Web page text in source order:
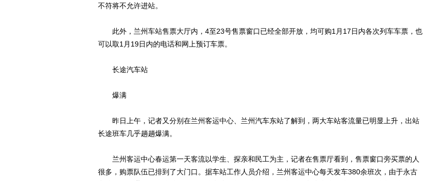
不符将不允许进站。
此外，兰州车站售票大厅内，4至23号售票窗口已经全部开放，均可购1月17日内各次列车车票，也
可以取1月19日内的电话和网上预订车票。
长途汽车站
爆满
昨日上午，记者又分别在兰州客运中心、兰州汽车东站了解到，两大车站客流量已明显上升，出站
长途班车几乎趟趟爆满。
兰州客运中心春运第一天客流以学生、探亲和民工为主，记者在售票厅看到，售票窗口旁买票的人
很多，购票队伍已排到了大门口。据车站工作人员介绍，兰州客运中心每天发车380余班次，由于永古